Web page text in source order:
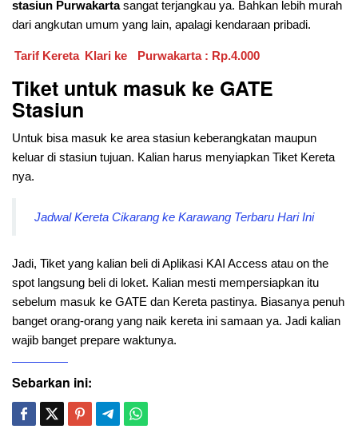
stasiun Purwakartasangat terjangkau ya. Bahkan lebih murah
dari angkutan umum yang lain, apalagi kendaraan pribadi.
Tarif Kereta Klari ke Purwakarta : Rp.4.000
Tiket untuk masuk ke GATE
Stasiun
Untuk bisa masuk ke area stasiun keberangkatan maupun
keluar di stasiun tujuan. Kalian harus menyiapkan Tiket Kereta
nya.
Jadwal Kereta Cikarang ke Karawang Terbaru Hari Ini
Jadi, Tiket yang kalian beli di Aplikasi KAI Access atau on the
spot langsung beli di loket. Kalian mesti mempersiapkan itu
sebelum masuk ke GATE dan Kereta pastinya. Biasanya penuh
banget orang-orang yang naik kereta ini samaan ya. Jadi kalian
wajib banget prepare waktunya.
Sebarkan ini: